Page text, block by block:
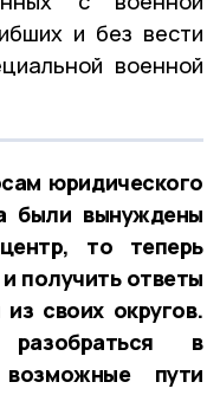
и без вести
военной
юридического
были вынуждены
то теперь
получить ответы
своих округов.
в
пути